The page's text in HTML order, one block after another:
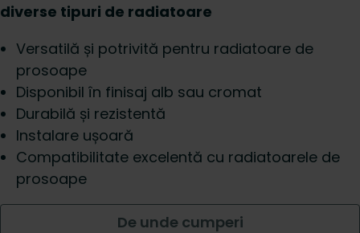
diverse tipuri de radiatoare
Versatilă și potrivită pentru radiatoare de
prosoape
Disponibil în finisaj alb sau cromat
Durabilă și rezistentă
Instalare ușoară
Compatibilitate excelentă cu radiatoarele de
prosoape
De unde cumperi